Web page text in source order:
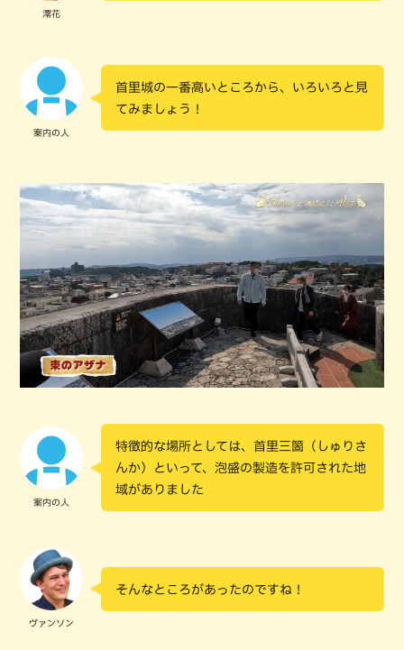
澪花
案内の人
首里城の一番高いところから、いろいろと見
てみましょう！
案内の人
特徴的な場所としては、首里三箇（しゅりさ
んか）といって、泡盛の製造を許可された地
域がありました
ヴァンソン
そんなところがあったのですね！